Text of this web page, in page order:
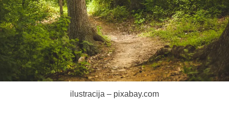
ilustracija – pixabay.com